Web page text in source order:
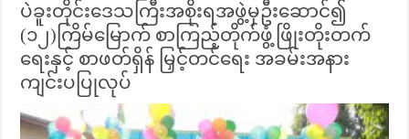
ပဲခူးတိုင်းဒေသကြီးအစိုးရအဖွဲ့မှဦးဆောင်၍
(၁၂)ကြိမ်မြောက် စာကြည့်တိုက်ဖွံ့ဖြိုးတိုးတက်
ရေးနှင့် စာဖတ်ရှိန် မြှင့်တင်ရေး အခမ်းအနား
ကျင်းပပြုလုပ်